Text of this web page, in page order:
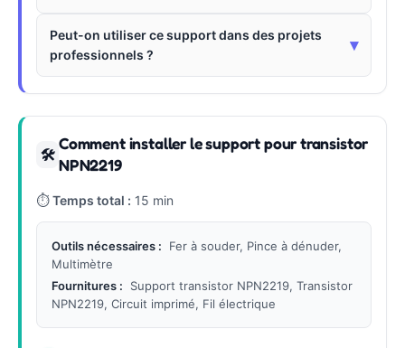
Peut-on utiliser ce support dans des projets
professionnels ?
▾
🛠
Comment installer le support pour transistor
NPN2219
⏱Temps total : 15 min
Outils nécessaires :
Fer à souder, Pince à dénuder,
Multimètre
Fournitures :
Support transistor NPN2219, Transistor
NPN2219, Circuit imprimé, Fil électrique